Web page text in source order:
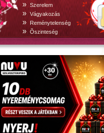
» Szerelem
» Vágyakozás
» Reménytelenség
» Õszinteség